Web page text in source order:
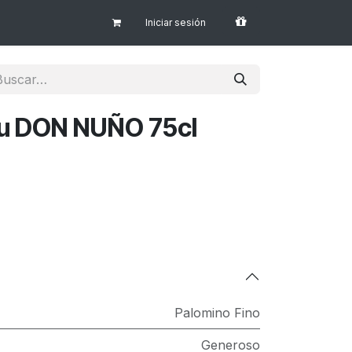
Iniciar sesión
DON NUÑO 75cl
Palomino Fino
Generoso